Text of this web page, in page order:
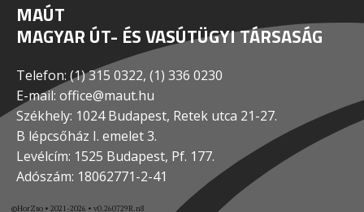
MAÚT
MAGYAR ÚT- ÉS VASÚTÜGYI TÁRSASÁG
Telefon: (1) 315 0322, (1) 336 0230
E-mail: office@maut.hu
Székhely: 1024 Budapest, Retek utca 21-27.
B lépcsőház I. emelet 3.
Levélcím: 1525 Budapest, Pf. 177.
Adószám: 18062771-2-41
©HorZso • 2021-2026 • v0.260729R.n8